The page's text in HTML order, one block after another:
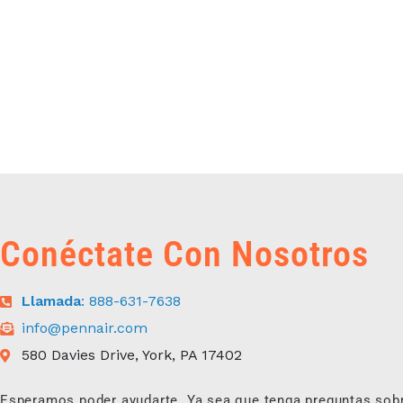
Conéctate Con Nosotros
Llamada: 888-631-7638
info@pennair.com
580 Davies Drive, York, PA 17402